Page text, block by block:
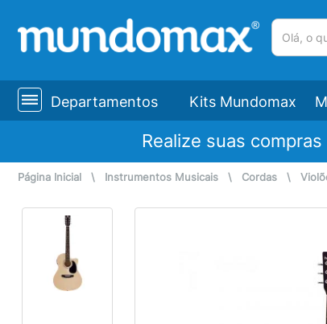
Departamentos Kits Mundomax
Realize suas compras
Página Inicial \ Instrumentos Musicais \ Cordas \